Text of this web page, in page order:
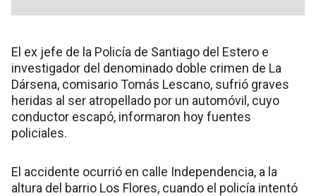
El ex jefe de la Policía de Santiago del Estero e
investigador del denominado doble crimen de La
Dársena, comisario Tomás Lescano, sufrió graves
heridas al ser atropellado por un automóvil, cuyo
conductor escapó, informaron hoy fuentes
policiales.
El accidente ocurrió en calle Independencia, a la
altura del barrio Los Flores, cuando el policía intentó